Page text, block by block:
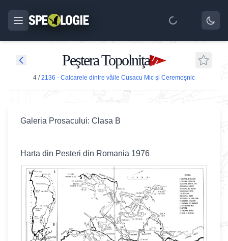
Peştera Topolniţa
4 /2136 - Calcarele dintre văile Cusacu Mic şi Ceremoşnic
Galeria Prosacului: Clasa B
Harta din Pesteri din Romania 1976